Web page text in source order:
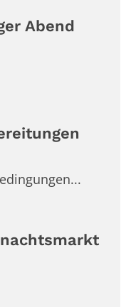
Abend